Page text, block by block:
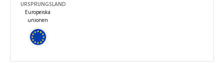
URSPRUNGSLAND
Europeiska
unionen